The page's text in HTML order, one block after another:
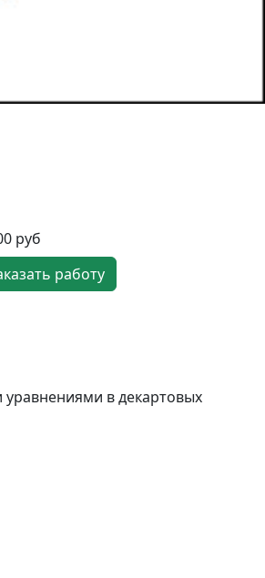
руб
работу
в декартовых